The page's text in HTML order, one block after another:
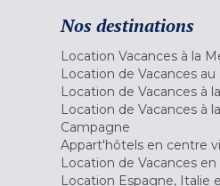
Nos destinations
Location Vacances à la
Location de Vacances au
Location de Vacances à
Location de Vacances à la
Campagne
Appart'hôtels en centre
Location de Vacances en
Location Espagne, Italie